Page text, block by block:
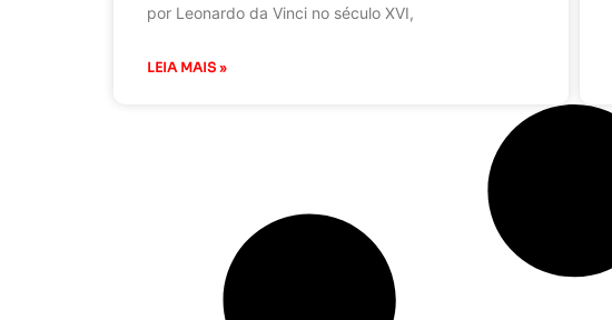
por Leonardo da Vinci no século XVI,
LEIA MAIS »